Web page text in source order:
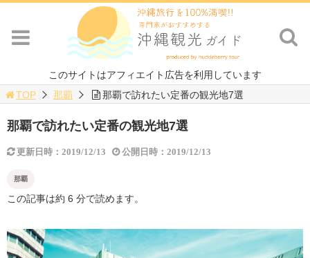
このサイトはアフィエイト広告を利用しています
TOP
那覇 那覇で訪れたい定番の観光地7選
那覇で訪れたい定番の観光地7選
更新日時：2019/12/13 公開日時：2019/12/13
那覇
この記事は約 6 分で読めます。